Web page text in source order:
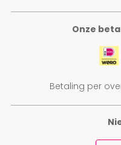
Onze
Betaling per